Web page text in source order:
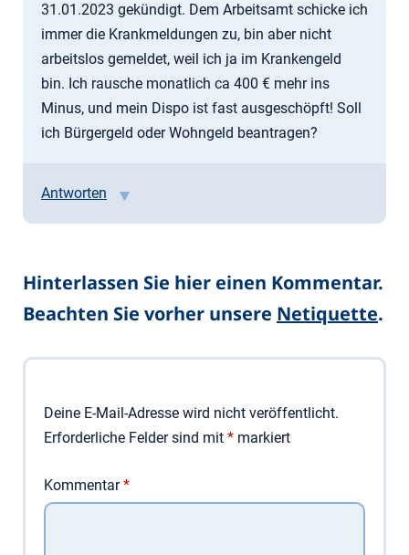
31.01.2023 gekündigt. Dem Arbeitsamt schicke ich
immer die Krankmeldungen zu, bin aber nicht
arbeitslos gemeldet, weil ich ja im Krankengeld
bin. Ich rausche monatlich ca 400 € mehr ins
Minus, und mein Dispo ist fast ausgeschöpft! Soll
ich Bürgergeld oder Wohngeld beantragen?
Antworten
Hinterlassen Sie hier einen Kommentar.
Beachten Sie vorher unsere Netiquette.
Deine E-Mail-Adresse wird nicht veröffentlicht.
Erforderliche Felder sind mit * markiert
Kommentar*